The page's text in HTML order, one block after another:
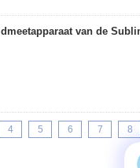
van de
4 5 6 7 8